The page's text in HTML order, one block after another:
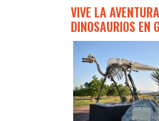
VIVE LA
DINOSAURIOS EN